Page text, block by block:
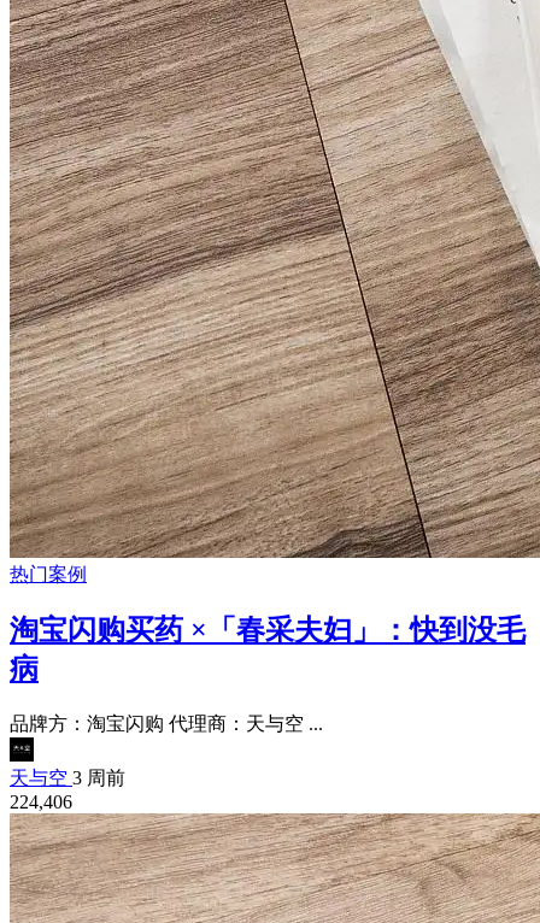
热门案例
淘宝闪购买药 ×「春采夫妇」：快到没毛
病
品牌方：淘宝闪购 代理商：天与空 ...
天与空 3 周前
224,406